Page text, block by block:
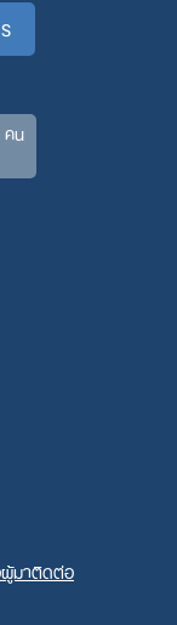
คน
ผู้มาติดต่อ